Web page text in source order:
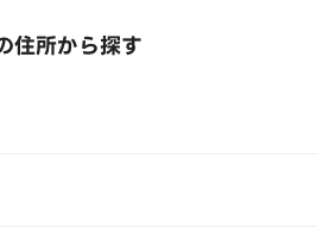
住所から探す